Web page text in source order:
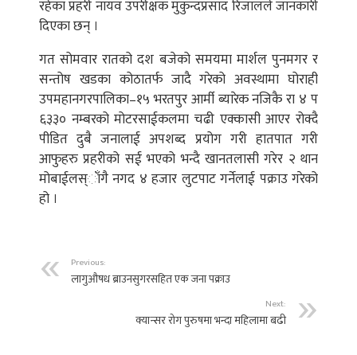
रहेका प्रहरी नायव उपरीक्षक मुकुन्दप्रसाद रिजालले जानकारी
दिएका छन् ।
गत सोमवार रातको दश बजेको समयमा मार्शल पुनमगर र
सन्तोष खडका कोठातर्फ जादै गरेको अवस्थामा घोराही
उपमहानगरपालिका–१५ भरतपुर आर्मी ब्यारेक नजिकै रा ४ प
६३३० नम्बरको मोटरसाईकलमा चढी एक्कासी आएर रोक्दै
पीडित दुबै जनालाई अपशब्द प्रयोग गरी हातपात गरी
आफुहरु प्रहरीको सई भएको भन्दै खानतलासी गरेर २ थान
मोबाईलस्ाँगै नगद ४ हजार लुटपाट गर्नेलाई पक्राउ गरेको
हो ।
Previous:
लागुऔषध ब्राउनसुगरसहित एक जना पक्राउ
Next:
क्यान्सर रोग पुरुषमा भन्दा महिलामा बढी